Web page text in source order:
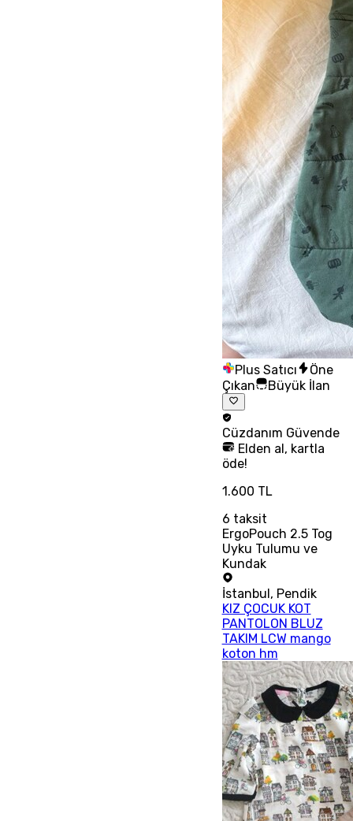
Plus Satıcı
Öne
Çıkan
Büyük İlan
Cüzdanım Güvende
Elden al, kartla
öde!
1.600 TL
6 taksit
ErgoPouch 2.5 Tog
Uyku Tulumu ve
Kundak
İstanbul, Pendik
KIZ ÇOCUK KOT
PANTOLON BLUZ
TAKIM LCW mango
koton hm